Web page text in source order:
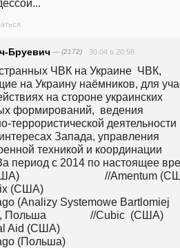
Бруевич — (2172) 30.04 в 20:58
ЧВК на Украине  ЧВК,
на Украину наёмников, для
на стороне украинских
формирований,  ведения
террористической деятельности
Запада, управления
техникой и координации
период с 2014 по настоящее
//Amentum
(США)
(Analizy Systemowe Bartlomiej
Польша                //Cubic  (США)
Aid (США)
(Польша)